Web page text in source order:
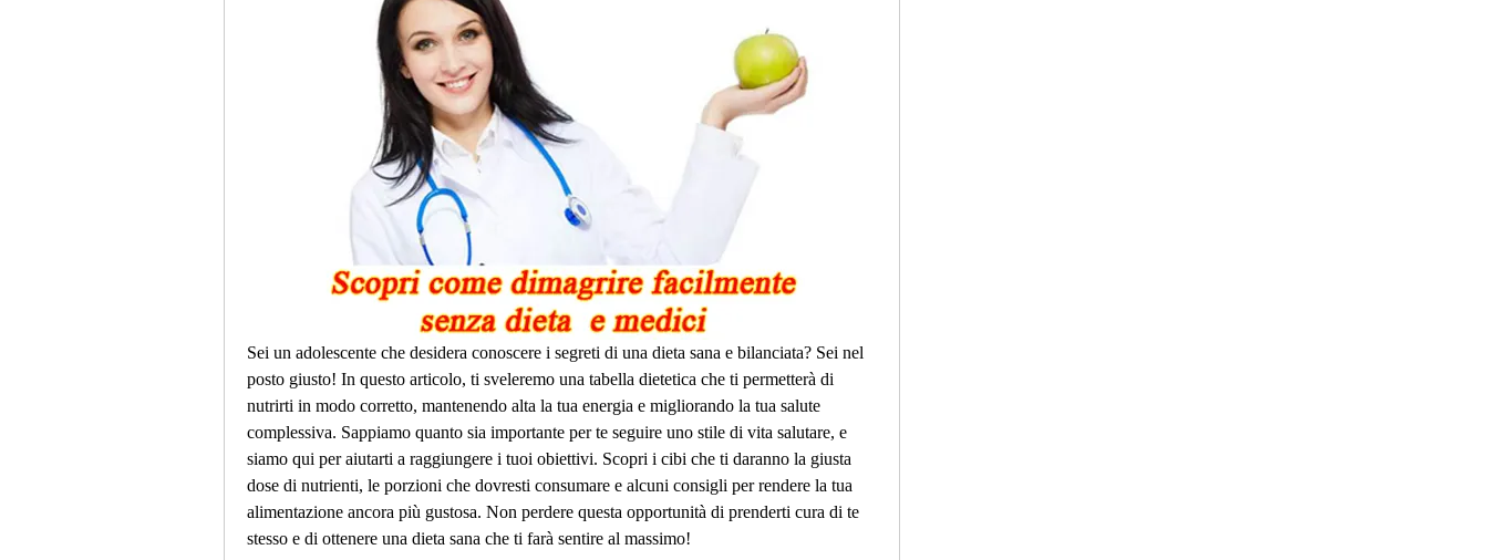
Sei un adolescente che desidera conoscere i segreti di una dieta sana e bilanciata? Sei nel
posto giusto! In questo articolo, ti sveleremo una tabella dietetica che ti permetterà di
nutrirti in modo corretto, mantenendo alta la tua energia e migliorando la tua salute
complessiva. Sappiamo quanto sia importante per te seguire uno stile di vita salutare, e
siamo qui per aiutarti a raggiungere i tuoi obiettivi. Scopri i cibi che ti daranno la giusta
dose di nutrienti, le porzioni che dovresti consumare e alcuni consigli per rendere la tua
alimentazione ancora più gustosa. Non perdere questa opportunità di prenderti cura di te
stesso e di ottenere una dieta sana che ti farà sentire al massimo!